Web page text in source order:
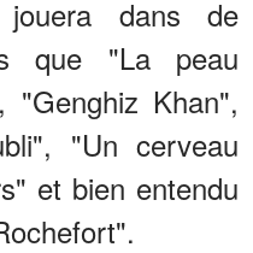
dans de
que "La peau
"Genghiz Khan",
"Un cerveau
et bien entendu